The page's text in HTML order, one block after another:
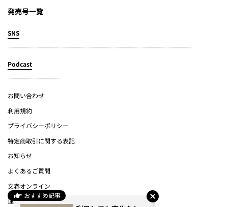
おすすめ記事
発売号一覧
SNS
Podcast
お問い合わせ
利用規約
プライバシーポリシー
特定商取引に関する表記
お知らせ
よくあるご質問
文春オンライン
運営会社